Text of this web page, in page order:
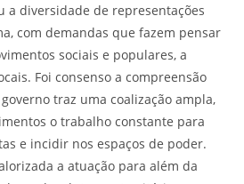
a diversidade de representações
com demandas que fazem pensar
sociais e populares, a
Foi consenso a compreensão
traz uma coalização ampla,
o trabalho constante para
e incidir nos espaços de poder.
a atuação para além da